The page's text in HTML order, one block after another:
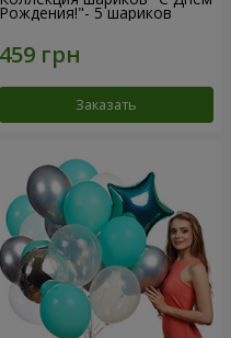
Рождения!"- 5 шариков
Заказать